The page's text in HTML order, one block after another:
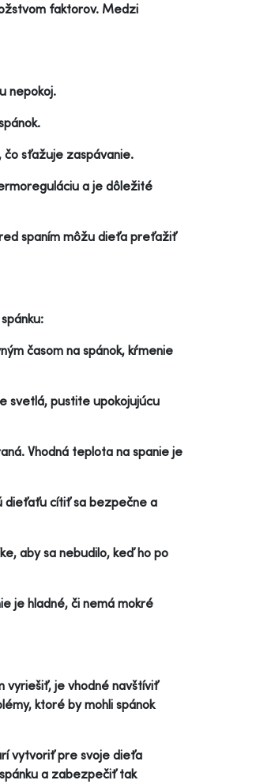
faktorov. Medzi
nepokoj.
čo sťažuje zaspávanie.
a je dôležité
spaním môžu dieťa preťažiť
časom na spánok, kŕmenie
svetlá, pustite upokojujúcu
Vhodná teplota na spanie je
dieťaťu cítiť sa bezpečne a
aby sa nebudilo, keď ho po
je hladné, či nemá mokré
vyriešiť, je vhodné navštíviť
ktoré by mohli spánok
vytvoriť pre svoje dieťa
a zabezpečiť tak